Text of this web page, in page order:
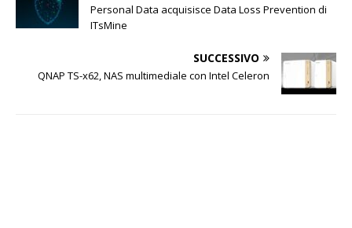
Personal Data acquisisce Data Loss Prevention di
ITsMine
SUCCESSIVO
QNAP TS-x62, NAS multimediale con Intel Celeron